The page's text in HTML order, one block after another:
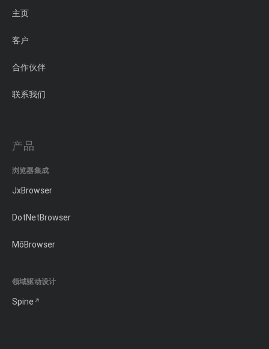
主页
客户
合作伙伴
联系我们
产品
浏览器集成
JxBrowser
DotNetBrowser
MōBrowser
领域驱动设计
Spine